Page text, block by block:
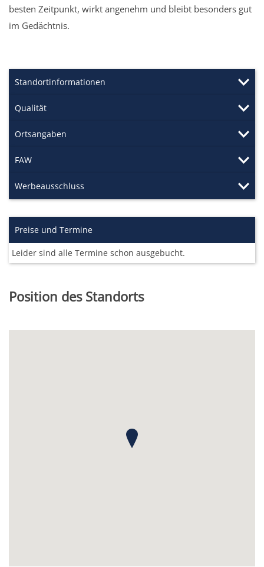
besten Zeitpunkt, wirkt angenehm und bleibt besonders gut
im Gedächtnis.
Standortinformationen
Qualität
Ortsangaben
FAW
Werbeausschluss
Preise und Termine
Leider sind alle Termine schon ausgebucht.
Position des Standorts